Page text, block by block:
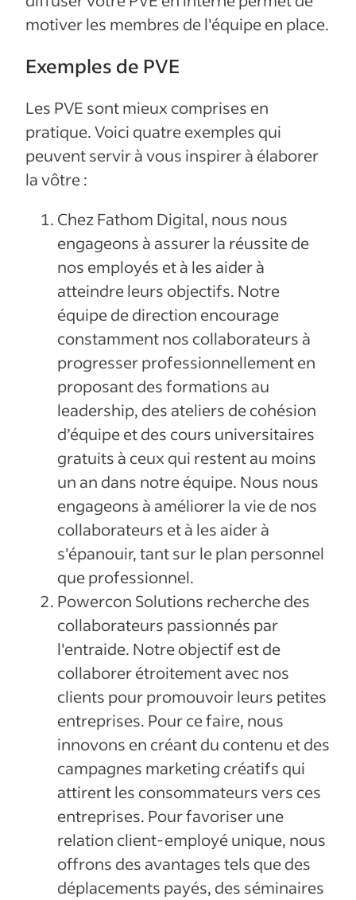
motiver les membres de l'équipe en place.
Exemples de PVE
Les PVE sont mieux comprises en
pratique. Voici quatre exemples qui
peuvent servir à vous inspirer à élaborer
la vôtre :
Chez Fathom Digital, nous nous
engageons à assurer la réussite de
nos employés et à les aider à
atteindre leurs objectifs. Notre
équipe de direction encourage
constamment nos collaborateurs à
progresser professionnellement en
proposant des formations au
leadership, des ateliers de cohésion
d’équipe et des cours universitaires
gratuits à ceux qui restent au moins
un an dans notre équipe. Nous nous
engageons à améliorer la vie de nos
collaborateurs et à les aider à
s'épanouir, tant sur le plan personnel
que professionnel.
Powercon Solutions recherche des
collaborateurs passionnés par
l'entraide. Notre objectif est de
collaborer étroitement avec nos
clients pour promouvoir leurs petites
entreprises. Pour ce faire, nous
innovons en créant du contenu et des
campagnes marketing créatifs qui
attirent les consommateurs vers ces
entreprises. Pour favoriser une
relation client-employé unique, nous
offrons des avantages tels que des
déplacements payés, des séminaires